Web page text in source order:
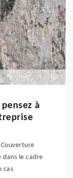
à
le cadre
cas